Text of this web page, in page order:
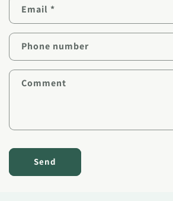
a
t
f
Email *
Phone number
Comment
Send